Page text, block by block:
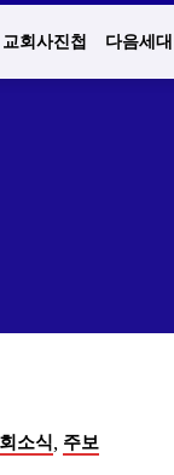
교회사진첩 다음세대
소식, 주보